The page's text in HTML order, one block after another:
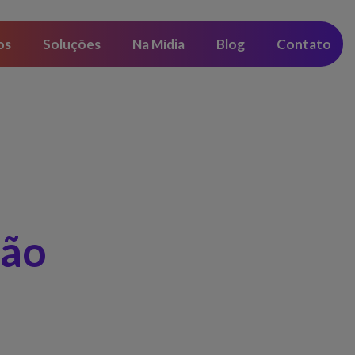
Soluções Na Mídia Blog Contato